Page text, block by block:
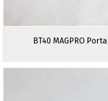
BT40 MAGPRO